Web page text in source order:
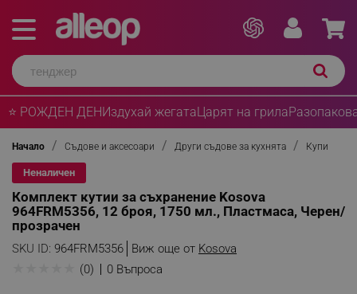
⭐ РОЖДЕН ДЕНИздухай жегатаЦарят на грила
Начало Съдове и аксесоари Други съдове за кухнята Купи
Неналичен
Комплект кутии за съхранение Kosova
964FRM5356, 12 броя, 1750 мл., Пластмаса, Черен/
прозрачен
SKU ID: 964FRM5356 Виж още от Kosova
(0) 0 Въпроса